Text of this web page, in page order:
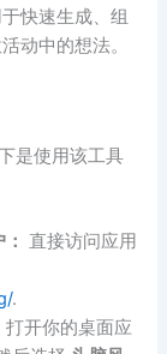
快速生成、组
动中的想法。
是使用该工具
直接访问应用
.
打开你的桌面应